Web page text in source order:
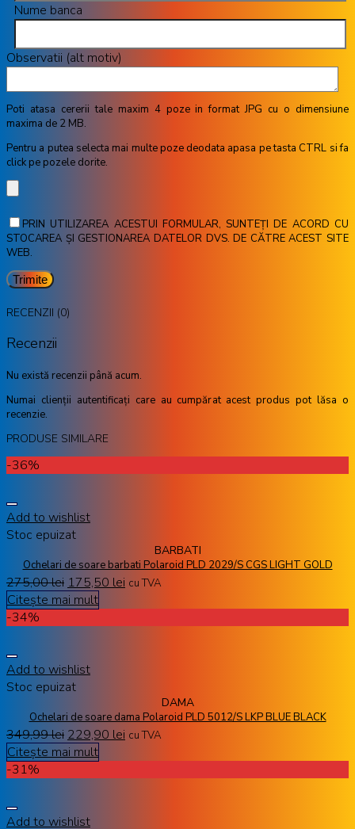
Nume banca
Observatii (alt motiv)
Poti atasa cererii tale maxim 4 poze in format JPG cu o dimensiune
maxima de 2 MB.
Pentru a putea selecta mai multe poze deodata apasa pe tasta CTRL si fa
click pe pozele dorite.
PRIN UTILIZAREA ACESTUI FORMULAR, SUNTEȚI DE ACORD CU
STOCAREA ȘI GESTIONAREA DATELOR DVS. DE CĂTRE ACEST SITE
WEB.
RECENZII (0)
Recenzii
Nu există recenzii până acum.
Numai clienții autentificați care au cumpărat acest produs pot lăsa o
recenzie.
PRODUSE SIMILARE
-36%
Add to wishlist
Stoc epuizat
BARBATI
Ochelari de soare barbati Polaroid PLD 2029/S CGS LIGHT GOLD
275,00lei 175,50 lei cu TVA
Citește mai mult
-34%
Add to wishlist
Stoc epuizat
DAMA
Ochelari de soare dama Polaroid PLD 5012/S LKP BLUE BLACK
349,99lei 229,90 lei cu TVA
Citește mai mult
-31%
Add to wishlist